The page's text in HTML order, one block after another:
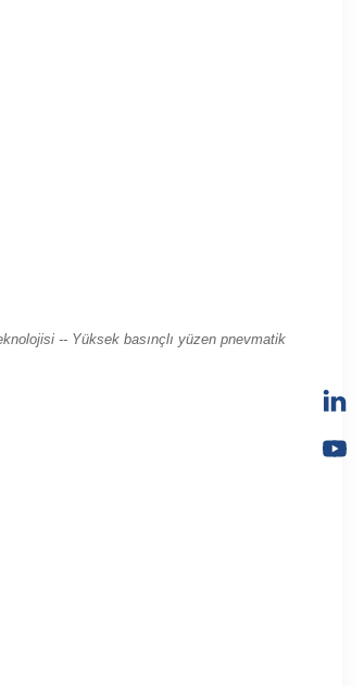
-- Yüksek basınçlı yüzen pnevmatik